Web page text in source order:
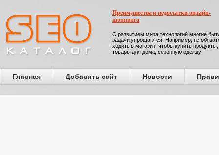
Преимущества и недостатки онлайн-
шоппинга
С развитием мира технологий многие
задачи упрощаются. Например, не
ходить в магазин, чтобы купить продукты,
товары для дома, сезонную одежду
Главная Добавить сайт Новости